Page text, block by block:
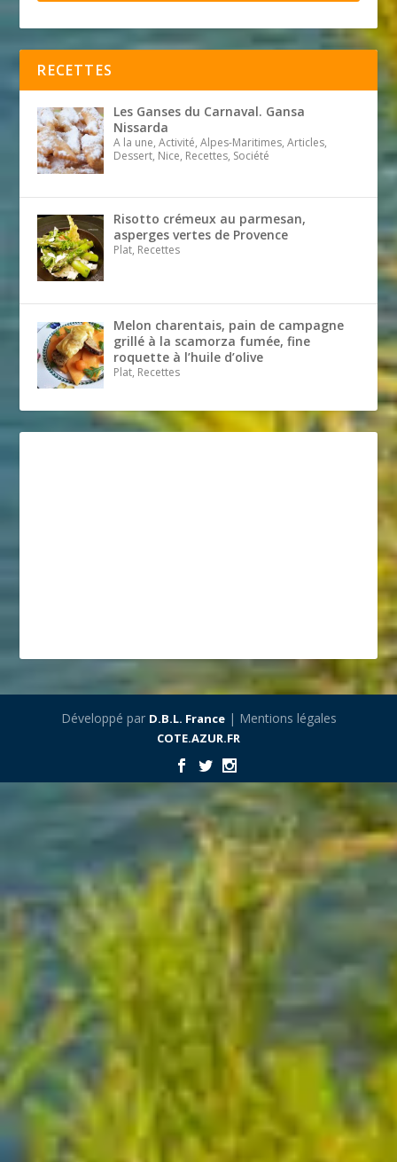
RECETTES
Les Ganses du Carnaval. Gansa
Nissarda
A la une, Activité, Alpes-Maritimes, Articles,
Dessert, Nice, Recettes, Société
Risotto crémeux au parmesan,
asperges vertes de Provence
Plat, Recettes
Melon charentais, pain de campagne
grillé à la scamorza fumée, fine
roquette à l’huile d’olive
Plat, Recettes
Développé par D.B.L. France| Mentions légales
COTE.AZUR.FR